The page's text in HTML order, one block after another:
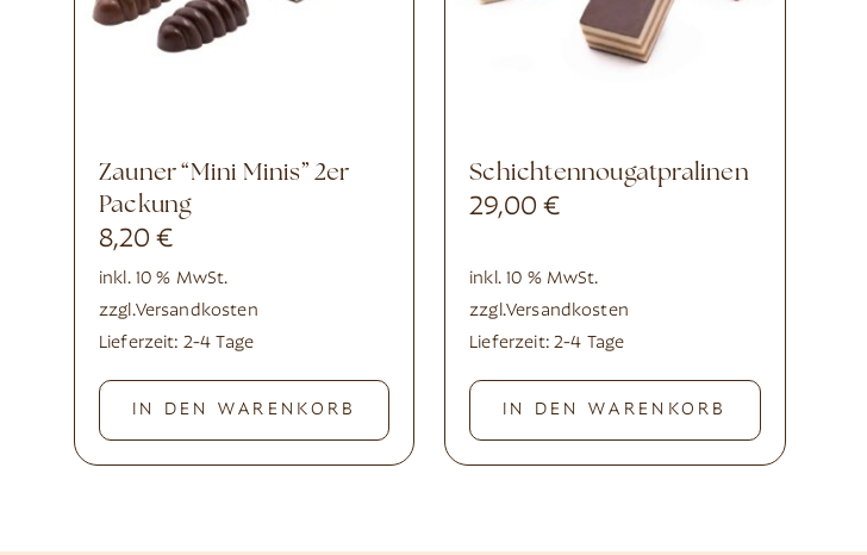
Zauner “Mini Minis” 2er
Packung
8,20 €
inkl. 10 % MwSt.
zzgl.Versandkosten
Lieferzeit: 2-4 Tage
IN DEN WARENKORB
Schichtennougatpralinen
29,00€
inkl. 10 % MwSt.
zzgl.Versandkosten
Lieferzeit: 2-4 Tage
IN DEN WARENKORB